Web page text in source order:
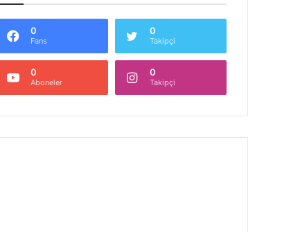
0
Fans
0
Takipçi
0
Aboneler
0
Takipçi